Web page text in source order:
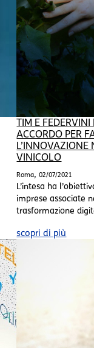
TIM E
ACCORDO PER
L’INNOVAZIONE
VINICOLO
Roma,02/07/2021
L’intesa ha
imprese associate
trasformazione
scopri di più